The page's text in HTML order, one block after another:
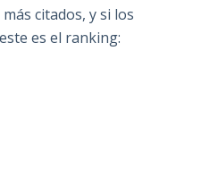
citados, y si los
es el ranking: